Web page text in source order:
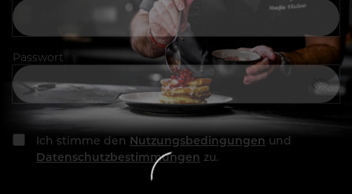
Passwort
Ich stimme den Nutzungsbedingungen und
Datenschutzbestimmungen zu.